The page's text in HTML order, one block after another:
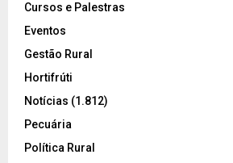
Cursos e Palestras
Eventos
Gestão Rural
Hortifrúti
Notícias (1.812)
Pecuária
Política Rural